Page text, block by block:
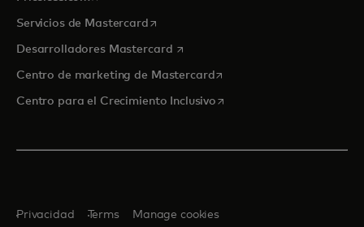
Servicios de Mastercardse abre en una pestaña nueva
Desarrolladores Mastercard se abre en una pestaña nueva
Centro de marketing de Mastercardse abre en una pestaña
Centro para el Crecimiento Inclusivose abre en una pestaña
Privacidad Terms Manage cookies